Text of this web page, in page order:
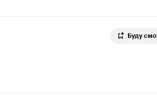
Буду